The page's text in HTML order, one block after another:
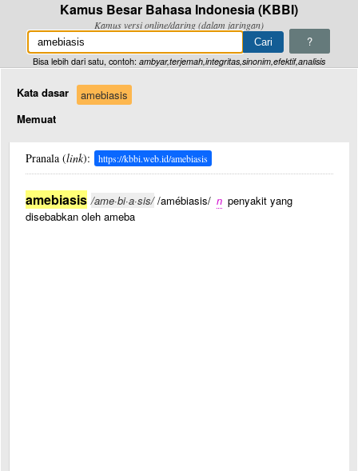
Kamus Besar Bahasa Indonesia (KBBI)
Kamus versi online/daring (dalam jaringan)
?
Bisa lebih dari satu, contoh: ambyar,terjemah,integritas,sinonim,efektif,analisis
Kata dasar
amebiasis
Memuat
Pranala (link): https://kbbi.web.id/amebiasis
amebiasis /ame·bi·a·sis//amébiasis/ n penyakit yang
disebabkan oleh ameba